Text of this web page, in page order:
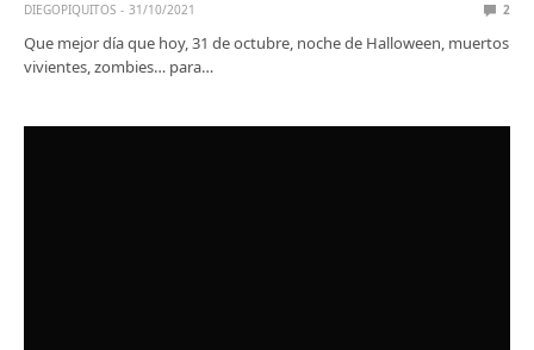
DIEGOPIQUITOS 31/10/2021 2
Que mejor día que hoy, 31 de octubre, noche de Halloween, muertos
vivientes, zombies… para…